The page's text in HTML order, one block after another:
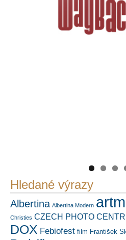
Hledané výrazy
Albertina Albertina Modern
Christies CZECH PHOTO
DOX Febiofest film František